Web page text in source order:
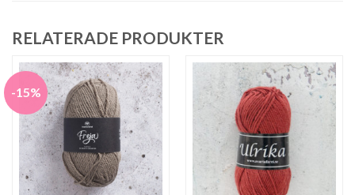
RELATERADE PRODUKTER
-15%